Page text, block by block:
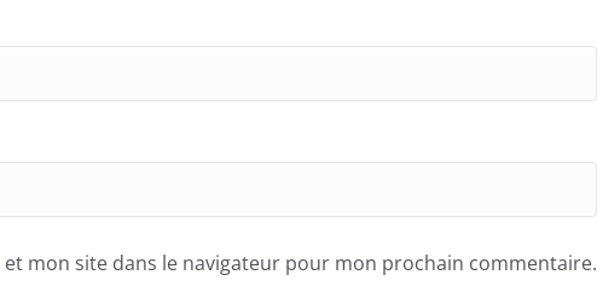
mon site dans le navigateur pour mon prochain commentaire.